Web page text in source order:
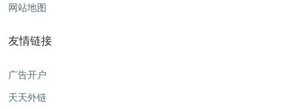
网站地图
友情链接
广告开户
天天外链